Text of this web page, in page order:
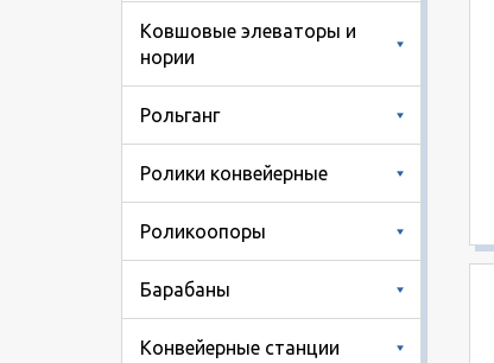
Ковшовые элеваторы и
нории
Рольганг
Ролики конвейерные
Роликоопоры
Барабаны
Конвейерные станции